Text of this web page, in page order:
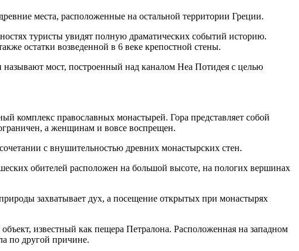
места, расположенные на остальной территории Греции.
туристы увидят полную драматических событий историю.
остатки возведенной в 6 веке крепостной стены.
мост, построенный над каналом Неа Потидея с целью
комплекс православных монастырей. Гора представляет собой
а женщинам и вовсе воспрещен.
с внушительностью древних монастырских стен.
обителей расположен на большой высоте, на пологих вершинах
захватывает дух, а посещение открытых при монастырях
известный как пещера Петралона. Расположенная на западном
по другой причине.